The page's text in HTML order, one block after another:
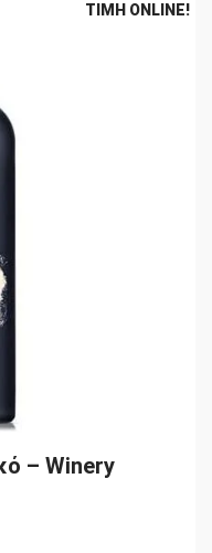
ΤΙΜΉ ONLINE!
– Winery